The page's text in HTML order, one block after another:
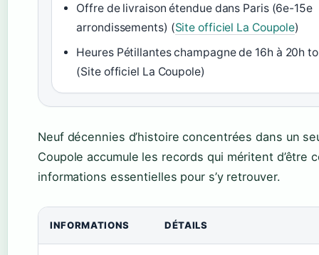
Offre de livraison étendue dans Paris (6e-15e
arrondissements) (Site officiel La Coupole)
Heures Pétillantes champagne de 16h à 20h
(Site officiel La Coupole)
Neuf décennies d’histoire concentrées dans un
Coupole accumule les records qui méritent d’être
informations essentielles pour s’y retrouver.
INFORMATIONS DÉTAILS